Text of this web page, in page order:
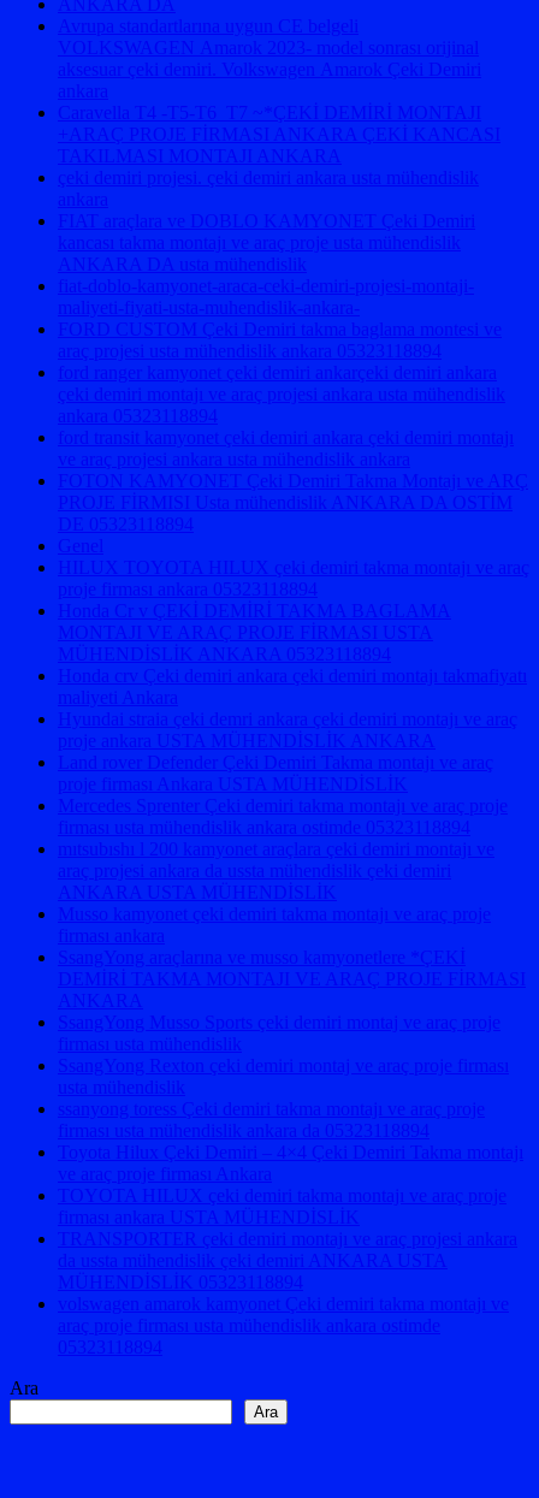
Avrupa standartlarına uygun CE belgeli
VOLKSWAGEN Amarok 2023- model sonrası orijinal
aksesuar çeki demiri. Volkswagen Amarok Çeki Demiri
ankara
Caravella T4 -T5-T6 T7 ~*ÇEKİ DEMİRİ MONTAJI
+ARAÇ PROJE FİRMASI ANKARA ÇEKİ KANCASI
TAKILMASI MONTAJI ANKARA
çeki demiri projesi. çeki demiri ankara usta mühendislik
ankara
FIAT araçlara ve DOBLO KAMYONET Çeki Demiri
kancası takma montajı ve araç proje usta mühendislik
ANKARA DA usta mühendislik
fiat-doblo-kamyonet-araca-ceki-demiri-projesi-montaji-
maliyeti-fiyati-usta-muhendislik-ankara-
FORD CUSTOM Çeki Demiri takma baglama montesi ve
araç projesi usta mühendislik ankara 05323118894
ford ranger kamyonet çeki demiri ankarçeki demiri ankara
çeki demiri montajı ve araç projesi ankara usta mühendislik
ankara 05323118894
ford transit kamyonet çeki demiri ankara çeki demiri montajı
ve araç projesi ankara usta mühendislik ankara
FOTON KAMYONET Çeki Demiri Takma Montajı ve ARÇ
PROJE FİRMISI Usta mühendislik ANKARA DA OSTİM
DE 05323118894
Genel
HILUX TOYOTA HILUX çeki demiri takma montajı ve araç
proje firması ankara 05323118894
Honda Cr v ÇEKİ DEMİRİ TAKMA BAGLAMA
MONTAJI VE ARAÇ PROJE FİRMASI USTA
MÜHENDİSLİK ANKARA 05323118894
Honda crv Çeki demiri ankara çeki demiri montajı takmafiyatı
maliyeti Ankara
Hyundai straia çeki demri ankara çeki demiri montajı ve araç
proje ankara USTA MÜHENDİSLİK ANKARA
Land rover Defender Çeki Demiri Takma montajı ve araç
proje firması Ankara USTA MÜHENDİSLİK
Mercedes Sprenter Çeki demiri takma montajı ve araç proje
firması usta mühendislik ankara ostimde 05323118894
mıtsubıshı l 200 kamyonet araçlara çeki demiri montajı ve
araç projesi ankara da ussta mühendislik çeki demiri
ANKARA USTA MÜHENDİSLİK
Musso kamyonet çeki demiri takma montajı ve araç proje
firması ankara
SsangYong araçlarına ve musso kamyonetlere *ÇEKİ
DEMİRİ TAKMA MONTAJI VE ARAÇ PROJE FİRMASI
ANKARA
SsangYong Musso Sports çeki demiri montaj ve araç proje
firması usta mühendislik
SsangYong Rexton çeki demiri montaj ve araç proje firması
usta mühendislik
ssanyong toress Çeki demiri takma montajı ve araç proje
firması usta mühendislik ankara da 05323118894
Toyota Hilux Çeki Demiri – 4×4 Çeki Demiri Takma montajı
ve araç proje firması Ankara
TOYOTA HILUX çeki demiri takma montajı ve araç proje
firması ankara USTA MÜHENDİSLİK
TRANSPORTER çeki demiri montajı ve araç projesi ankara
da ussta mühendislik çeki demiri ANKARA USTA
MÜHENDİSLİK 05323118894
volswagen amarok kamyonet Çeki demiri takma montajı ve
araç proje firması usta mühendislik ankara ostimde
05323118894
Ara
Ara